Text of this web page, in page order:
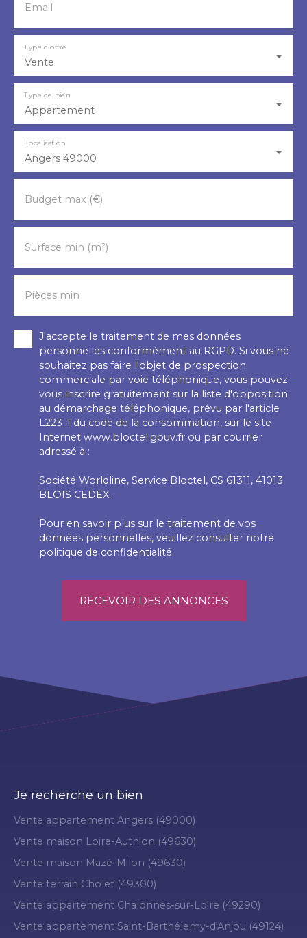
Email
Vente
Type d'offre
Appartement
Type de bien
Angers 49000
Localisation
Budget max (€)
Surface min (m²)
Pièces min
J'accepte le traitement de mes données
personnelles conformément au RGPD. Si vous ne
souhaitez pas faire l'objet de prospection
commerciale par voie téléphonique, vous pouvez
vous inscrire gratuitement sur la liste d'opposition
au démarchage téléphonique, prévu par l'article
L223-1 du code de la consommation, sur le site
Internet www.bloctel.gouv.fr ou par courrier
adressé à :
Société Worldline, Service Bloctel, CS 61311, 41013
BLOIS CEDEX.
Pour en savoir plus sur le traitement de vos
données personnelles, veuillez consulter notre
politique de confidentialité.
RECEVOIR DES ANNONCES
Je recherche un bien
Vente appartement Angers (49000)
Vente maison Loire-Authion (49630)
Vente maison Mazé-Milon (49630)
Vente terrain Cholet (49300)
Vente appartement Chalonnes-sur-Loire (49290)
Vente appartement Saint-Barthélemy-d'Anjou (49124)